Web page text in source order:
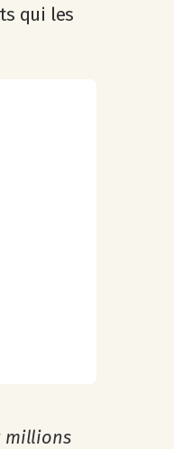
qui les
millions